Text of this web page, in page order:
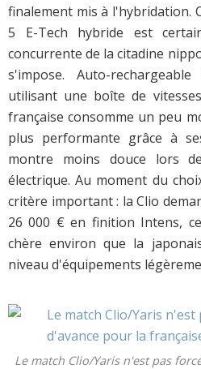
finalement mis à l'hybridation.
5 E-Tech hybride est
concurrente de la citadine
s'impose. Auto-
utilisant une boîte de
française consomme un peu
plus performante grâce à
montre moins douce lors
électrique. Au moment du
critère important : la Clio
26 000 € en finition Intens,
chère environ que la
niveau d'équipements
Le match Clio/Yaris n'est pas